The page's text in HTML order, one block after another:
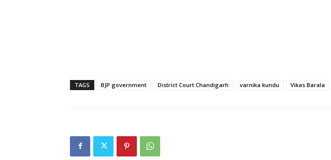
TAGS BJP government District Court Chandigarh varnika kundu Vikas Barala